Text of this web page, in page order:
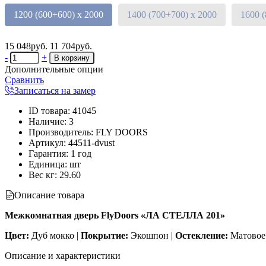
1200 (600+600) х 2000
1400 (700+700) х 2000 1600
15 048руб. 11 704руб.
-
+
Дополнительные опции
Сравнить
Записаться на замер
ID товара: 41045
Наличие: 3
Производитель: FLY DOORS
Артикул: 44511-dvust
Гарантия: 1 год
Единица: шт
Вес кг: 29.60
Описание товара
Межкомнатная дверь FlyDoors «ЛА СТЕЛЛА 201»
Цвет: Дуб мокко | Покрытие: Экошпон | Остекление: Матовое
Описание и характеристики